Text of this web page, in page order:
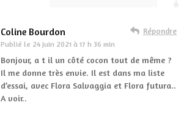
Coline Bourdon
Publié le 24 juin 2021 à 17 h 36 min
Répondre
Bonjour, a t il un côté cocon tout de même ?
Il me donne très envie. Il est dans ma liste
d’essai, avec Flora Salvaggia et Flora futura..
A voir..